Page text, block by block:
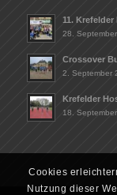
11.
28.
Crossover
2. September
Krefelder
18.
Cookies
Nutzung dieser